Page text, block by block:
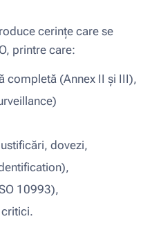
cerințe care se
printre care:
completă (Annex II și III),
dovezi,
10993),